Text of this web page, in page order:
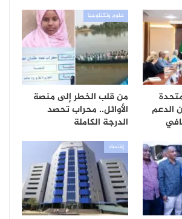
الدعم
علوم وتكنلوجيا
من قلب الخطر إلى منصة
الأوائل.. محراب تحصد
الدرجة الكاملة
إقتصاد